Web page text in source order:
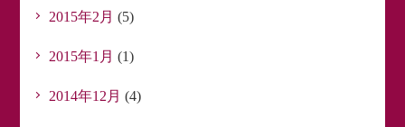
2015年2月 (5)
2015年1月 (1)
2014年12月 (4)